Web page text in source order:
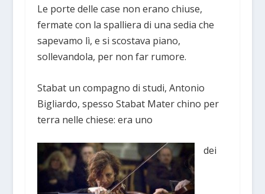
Le porte delle case non erano chiuse,
fermate con la spalliera di una sedia che
sapevamo lì, e si scostava piano,
sollevandola, per non far rumore.
Stabat un compagno di studi, Antonio
Bigliardo, spesso Stabat Mater chino per
terra nelle chiese: era uno
dei